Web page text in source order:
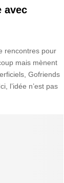
avec
rencontres pour
mais mènent
Gofriends
l’idée n’est pas